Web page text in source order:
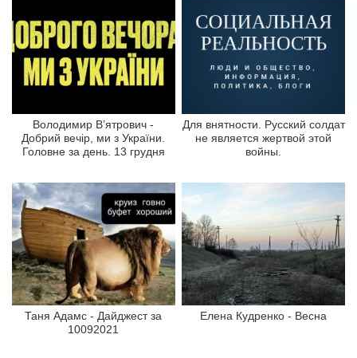
Володимир В’ятрович -
Добрий вечір, ми з України.
Головне за день. 13 грудня
Для внятности. Русский солдат
не является жертвой этой
войны.
Таня Адамс - Дайджест за
10092021
Елена Кудренко - Весна